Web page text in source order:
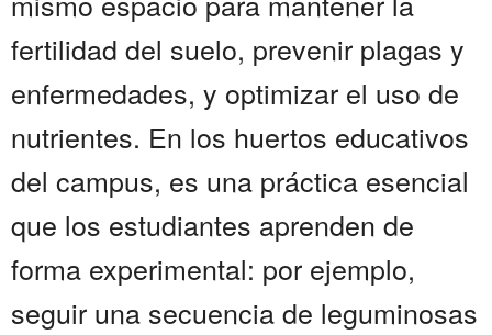
fertilidad del suelo, prevenir plagas y
enfermedades, y optimizar el uso de
nutrientes. En los huertos educativos
del campus, es una práctica esencial
que los estudiantes aprenden de
forma experimental: por ejemplo,
seguir una secuencia de leguminosas